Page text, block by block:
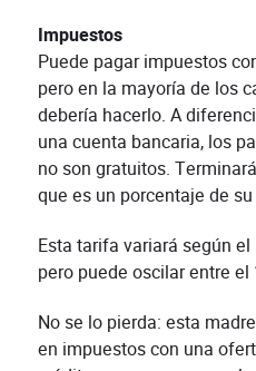
Impuestos
Puede pagar impuestos
pero en la mayoría de los
debería hacerlo. A
una cuenta bancaria, los
no son gratuitos.
que es un porcentaje de
Esta tarifa variará según
pero puede oscilar entre el
No se lo pierda: esta
en impuestos con una